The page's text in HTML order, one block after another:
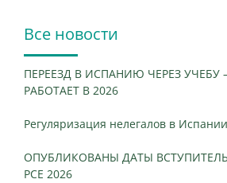
Все новости
ПЕРЕЕЗД В ИСПАНИЮ ЧЕРЕЗ УЧЕБУ
РАБОТАЕТ В 2026
Регуляризация нелегалов в
ОПУБЛИКОВАНЫ ДАТЫ
PCE 2026